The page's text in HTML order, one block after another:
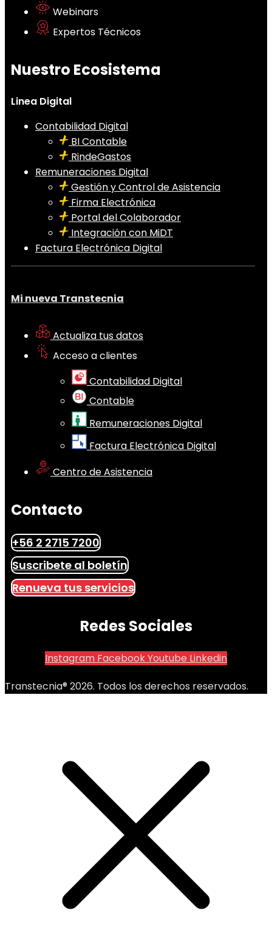
Webinars
Expertos Técnicos
Nuestro Ecosistema
Linea Digital
Contabilidad Digital
BI Contable
RindeGastos
Remuneraciones Digital
Gestión y Control de Asistencia
Firma Electrónica
Portal del Colaborador
Integración con MiDT
Factura Electrónica Digital
Mi nueva Transtecnia
Actualiza tus datos
Acceso a clientes
Contabilidad Digital
Contable
Remuneraciones Digital
Factura Electrónica Digital
Centro de Asistencia
Contacto
+56 2 2715 7200
Suscribete al boletín
Renueva tus servicios
Redes Sociales
Instagram FacebookYoutube Linkedin
Transtecnia® 2026. Todos los derechos reservados.